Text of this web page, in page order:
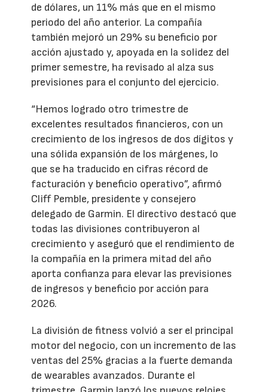
de dólares, un 11% más que en el mismo
periodo del año anterior. La compañía
también mejoró un 29% su beneficio por
acción ajustado y, apoyada en la solidez del
primer semestre, ha revisado al alza sus
previsiones para el conjunto del ejercicio.
“Hemos logrado otro trimestre de
excelentes resultados financieros, con un
crecimiento de los ingresos de dos dígitos y
una sólida expansión de los márgenes, lo
que se ha traducido en cifras récord de
facturación y beneficio operativo”, afirmó
Cliff Pemble, presidente y consejero
delegado de Garmin. El directivo destacó que
todas las divisiones contribuyeron al
crecimiento y aseguró que el rendimiento de
la compañía en la primera mitad del año
aporta confianza para elevar las previsiones
de ingresos y beneficio por acción para
2026.
La división de fitness volvió a ser el principal
motor del negocio, con un incremento de las
ventas del 25% gracias a la fuerte demanda
de wearables avanzados. Durante el